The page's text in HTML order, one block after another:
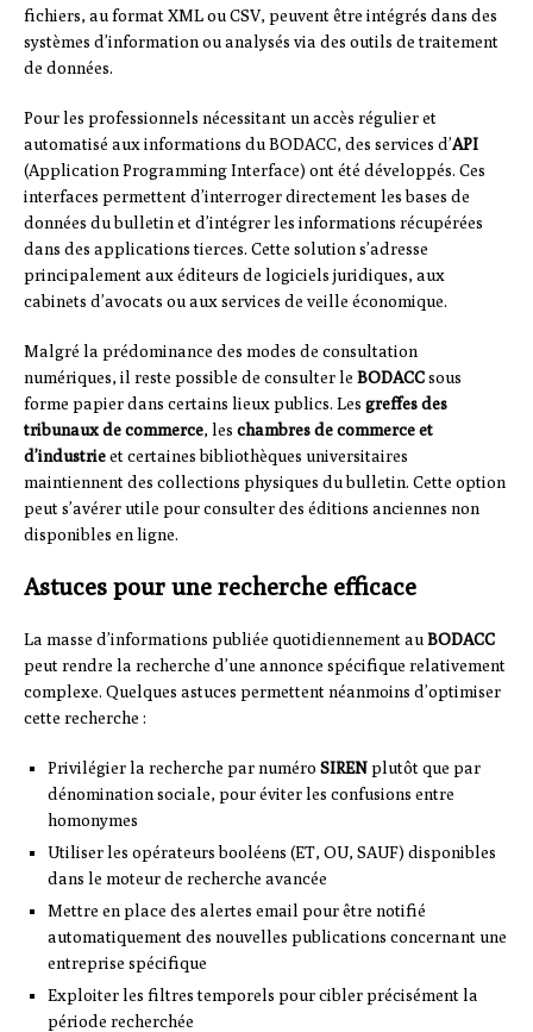
fichiers, au format XML ou CSV, peuvent être intégrés dans des
systèmes d’information ou analysés via des outils de traitement
de données.
Pour les professionnels nécessitant un accès régulier et
automatisé aux informations du BODACC, des services d’API
(Application Programming Interface) ont été développés. Ces
interfaces permettent d’interroger directement les bases de
données du bulletin et d’intégrer les informations récupérées
dans des applications tierces. Cette solution s’adresse
principalement aux éditeurs de logiciels juridiques, aux
cabinets d’avocats ou aux services de veille économique.
Malgré la prédominance des modes de consultation
numériques, il reste possible de consulter le BODACCsous
forme papier dans certains lieux publics. Les greffes des
tribunaux de commerce, les chambres de commerce et
d’industrieet certaines bibliothèques universitaires
maintiennent des collections physiques du bulletin. Cette option
peut s’avérer utile pour consulter des éditions anciennes non
disponibles en ligne.
Astuces pour une recherche efficace
La masse d’informations publiée quotidiennement auBODACC
peut rendre la recherche d’une annonce spécifique relativement
complexe. Quelques astuces permettent néanmoins d’optimiser
cette recherche :
Privilégier la recherche par numéro SIRENplutôt que par
dénomination sociale, pour éviter les confusions entre
homonymes
Utiliser les opérateurs booléens (ET, OU, SAUF) disponibles
dans le moteur de recherche avancée
Mettre en place des alertes email pour être notifié
automatiquement des nouvelles publications concernant une
entreprise spécifique
Exploiter les filtres temporels pour cibler précisément la
période recherchée